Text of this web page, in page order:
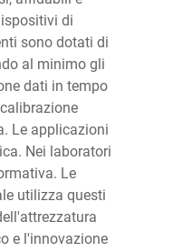
di
sono dotati di
al minimo gli
dati in tempo
Le applicazioni
Nei laboratori
Le
utilizza questi
e l'innovazione